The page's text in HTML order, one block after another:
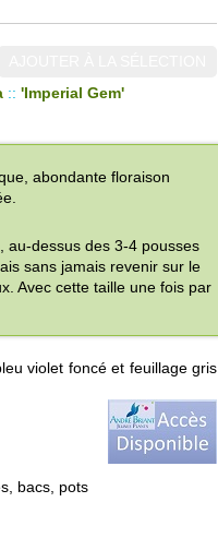
:: 'Imperial Gem'
abondante floraison
au-dessus des 3-4 pousses
sans jamais revenir sur le
Avec cette taille une fois par
violet foncé et feuillage gris
bacs, pots